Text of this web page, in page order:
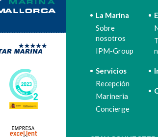
La Marina
Sobre
nosotros
IPM-Group
Servicios
Recepción
Marineria
Concierge